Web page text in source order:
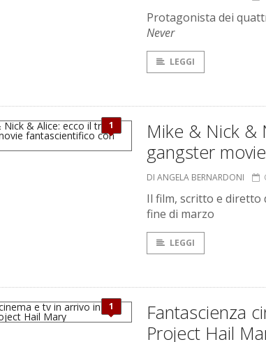
Protagonista dei
Never
LEGGI
1
Mike & Nick &
gangster
DI ANGELA BERNARDONI
Il film, scritto e diretto
fine di marzo
LEGGI
1
Fantascienza
Project Hail